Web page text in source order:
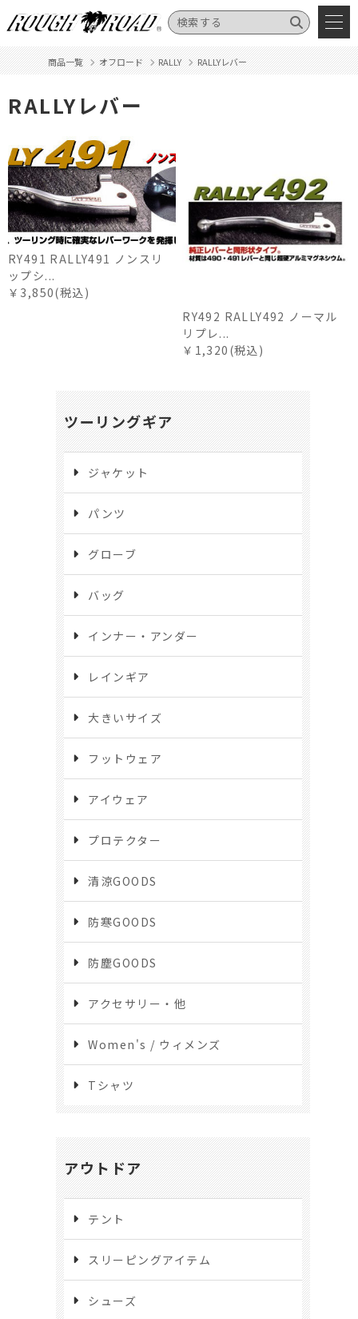
商品一覧 オフロード RALLY RALLYレバー
RALLYレバー
RY491 RALLY491 ノンスリ
ップシ...
￥3,850(税込)
RY492 RALLY492 ノーマル
リプレ...
￥1,320(税込)
ツーリングギア
ジャケット
パンツ
グローブ
バッグ
インナー・アンダー
レインギア
大きいサイズ
フットウェア
アイウェア
プロテクター
清涼GOODS
防寒GOODS
防塵GOODS
アクセサリー・他
Women's / ウィメンズ
Tシャツ
アウトドア
テント
スリーピングアイテム
シューズ